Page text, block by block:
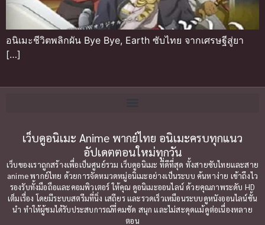
อนิเมะชีวิตพลิกผัน Bye Bye, Earth ซับไทย จากเศรษฐีสู่ยา
[…]
เว็บดูอนิเมะ Anime พากย์ไทย อนิเมะครบทุกแนว
อัปเดตตอนใหม่ทุกวัน
เว็บของเราถูกสร้างเพื่อเป็นศูนย์รวม เว็บดูอนิเมะ ที่ดีที่สุด ทั้งสายซับไทยและสาย
anime พากย์ไทย ด้วยการจัดหมวดหมู่อนิเมะอย่างเป็นระบบ ค้นหาง่าย เข้าถึงไว
รองรับทั้งมือถือและคอมพิวเตอร์ ให้คุณ ดูอนิเมะออนไลน์ ด้วยคุณภาพระดับ HD
เต็มเรื่อง โดยมีระบบสตรีมที่นิ่ง เสถียร และรวดเร็วเหมือนระบบดูหนังออนไลน์ชั้น
นำ ทำให้ผู้ชมได้รับประสบการณ์ที่คมชัด สนุก และไม่สะดุดแม้ดูต่อเนื่องหลาย
ตอน